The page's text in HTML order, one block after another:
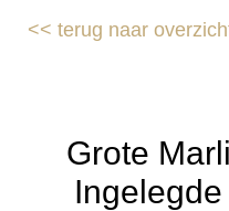
<<terug naar
Grote